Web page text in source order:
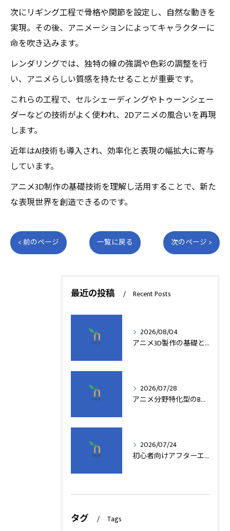
次にリギング工程で骨格や関節を設定し、自然な動きを
実現。その後、アニメーションによってキャラクターに
命を吹き込みます。
レンダリングでは、独特の線の強調や色彩の調整を行
い、アニメらしい質感を持たせることが重要です。
これらの工程で、セルシェーディングやトゥーンシェー
ダーなどの技術がよく使われ、2Dアニメの風合いを再現
します。
近年はAI技術も導入され、効率化と表現の幅拡大に寄与
しています。
アニメ3D制作の基礎技術を理解し活用することで、新た
な表現世界を創造できるのです。
< 前のページ 一覧に戻る 次のページ >
最近の投稿 Recent Posts
2026/08/04
アニメ3D製作の基礎と実践法
2026/07/28
アニメ分野特化型のB型事業所支援制度の詳細解説
2026/07/24
初心者向けアフターエフェクト動画編集の基本
タグ Tags